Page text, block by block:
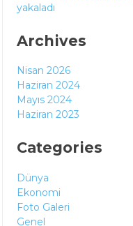
yakaladı
Archives
Nisan 2026
Haziran 2024
Mayıs 2024
Haziran 2023
Categories
Dünya
Ekonomi
Foto Galeri
Genel